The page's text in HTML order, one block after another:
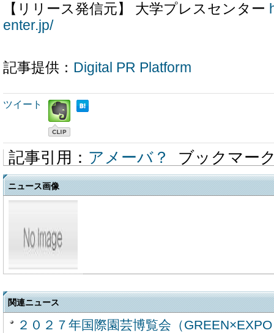
【リリース発信元】 大学プレスセンター
enter.jp/
記事提供： Digital PR Platform
ツイート
記事引用： アメーバ？ ブックマー
ニュース画像
関連ニュース
２０２７年国際園芸博覧会（